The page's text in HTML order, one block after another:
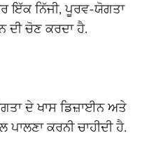
ਇੱਕ ਨਿੱਜੀ, ਪੂਰਵ-ਯੋਗਤਾ
ਦੀ ਚੋਣ ਕਰਦਾ ਹੈ.
ਦੇ ਖਾਸ ਡਿਜ਼ਾਈਨ ਅਤੇ
ਕਰਨੀ ਚਾਹੀਦੀ ਹੈ.